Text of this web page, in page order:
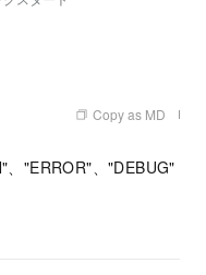
Copy as MD
、"ERROR"、"DEBUG"